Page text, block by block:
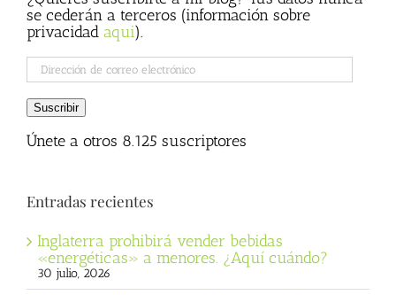
se cederán a terceros (información sobre
privacidad aqui).
Dirección
de
correo
electrónico
Suscribir
Únete a otros 8.125 suscriptores
Entradas recientes
Inglaterra prohibirá vender bebidas
«energéticas» a menores. ¿Aquí cuándo?
30 julio, 2026